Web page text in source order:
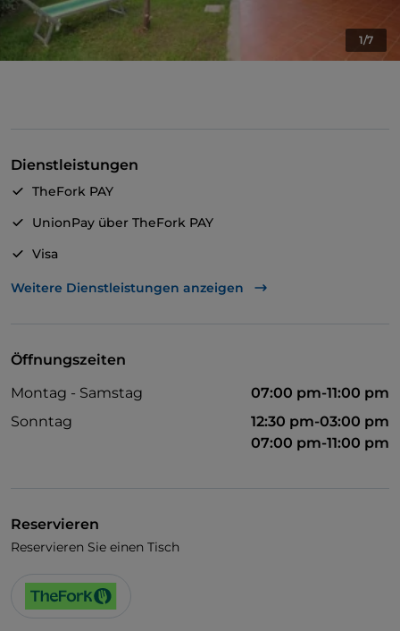
1/7
Dienstleistungen
TheFork PAY
UnionPay über TheFork PAY
Visa
Behindertengerechter Zugang
Weitere Dienstleistungen anzeigen
Öffnungszeiten
Montag - Samstag
07:00 pm-11:00 pm
Sonntag
12:30 pm-03:00 pm
07:00 pm-11:00 pm
Reservieren
Reservieren Sie einen Tisch